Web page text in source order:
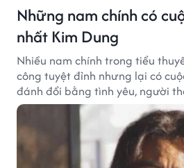
Những nam chính có
nhất Kim Dung
Nhiều nam chính trong tiểu
công tuyệt đỉnh nhưng lại có
đánh đổi bằng tình yêu, người
khiến độc giả không khỏi tiếc